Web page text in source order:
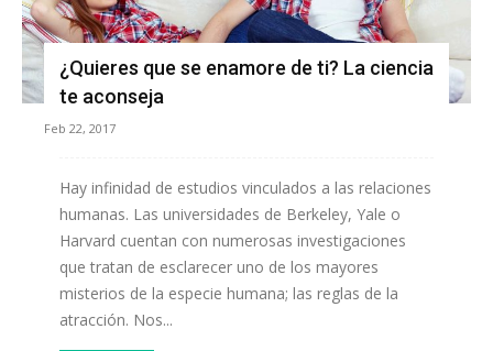
¿Quieres que se enamore de ti? La ciencia
te aconseja
Feb 22, 2017
Hay infinidad de estudios vinculados a las relaciones
humanas. Las universidades de Berkeley, Yale o
Harvard cuentan con numerosas investigaciones
que tratan de esclarecer uno de los mayores
misterios de la especie humana; las reglas de la
atracción. Nos...